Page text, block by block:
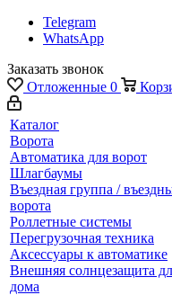
Telegram
WhatsApp
Заказать звонок
Отложенные 0
Каталог
Ворота
Автоматика для ворот
Шлагбаумы
Въездная группа /
ворота
Роллетные системы
Перегрузочная техника
Аксессуары к автоматике
Внешняя солнцезащита
дома